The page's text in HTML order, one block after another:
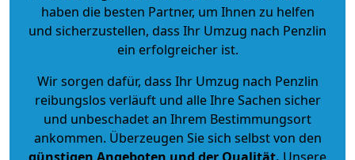
haben die besten Partner, um Ihnen zu helfen
und sicherzustellen, dass Ihr Umzug nach Penzlin
ein erfolgreicher ist.
Wir sorgen dafür, dass Ihr Umzug nach Penzlin
reibungslos verläuft und alle Ihre Sachen sicher
und unbeschadet an Ihrem Bestimmungsort
ankommen. Überzeugen Sie sich selbst von den
günstigen Angeboten und der Qualität. Unsere